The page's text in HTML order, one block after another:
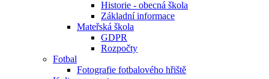
Historie - obecná škola
Základní informace
Mateřská škola
GDPR
Rozpočty
Fotbal
Fotografie fotbalového hřiště